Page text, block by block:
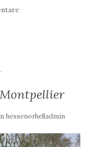
hessenorhelladmin